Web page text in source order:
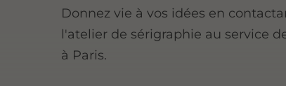
Donnez vie à vos idées en
l'atelier de sérigraphie au service
à Paris.